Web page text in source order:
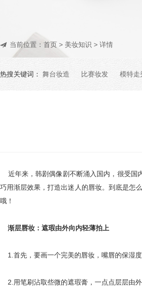
当前位置： 首页 > 美妆知识 > 详情
热搜关键词： 舞台妆造 比赛妆发 模特走
近年来，韩剧偶像剧不断涌入国内，很受国
巧用渐层效果，打造出迷人的唇妆。到底是怎
哦！
渐层唇妆：遮瑕由外向内轻薄拍上
1.首先，要画一个完美的唇妆，嘴唇的保湿
2.用笔刷沾取些微的遮瑕膏，一点点层层由